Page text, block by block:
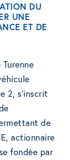
DU
UNE
ET DE
2, s’inscrit
de
actionnaire
fondée par